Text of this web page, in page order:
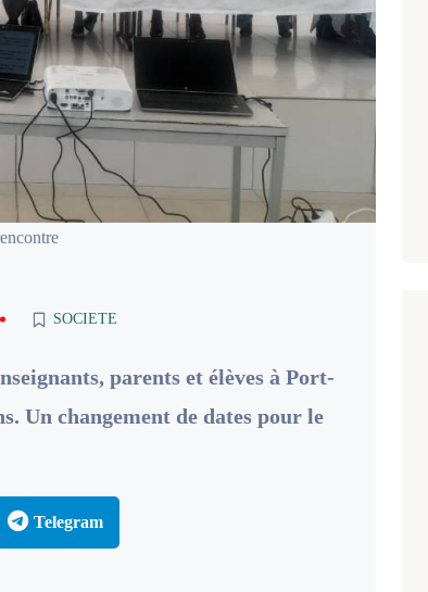
SOCIETE
parents et élèves à Port-
Un changement de dates pour le
Telegram